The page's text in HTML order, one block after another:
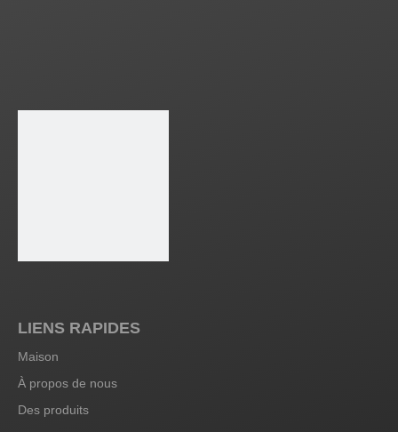
LIENS RAPIDES
Maison
À propos de nous
Des produits